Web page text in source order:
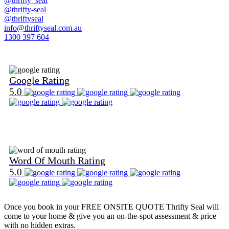
@thrifty-seal
@thriftyseal
info@thriftyseal.com.au
1300 397 604
Google Rating
5.0
Word Of Mouth Rating
5.0
Once you book in yourFREE ONSITE QUOTE Thrifty Seal will
come to your home & give you an on-the-spot assessment & price
with no hidden extras.